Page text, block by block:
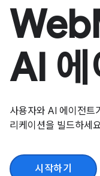
AI 에
사용자와 AI 에이전트
리케이션을 빌드하세
시작하기